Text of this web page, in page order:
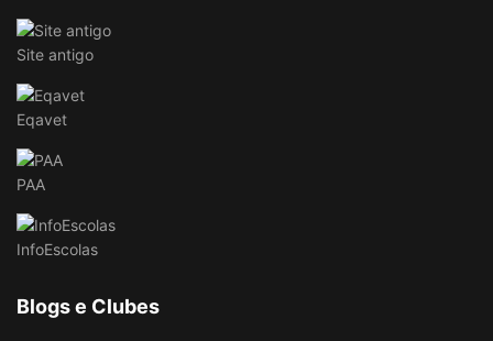
Site antigo
Eqavet
PAA
InfoEscolas
Blogs e Clubes